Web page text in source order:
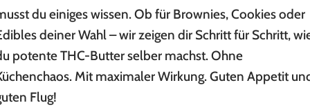
du einiges wissen. Ob für Brownies, Cookies oder
deiner Wahl – wir zeigen dir Schritt für Schritt,
potente THC-Butter selber machst. Ohne
Mit maximaler Wirkung. Guten Appetit
Flug!